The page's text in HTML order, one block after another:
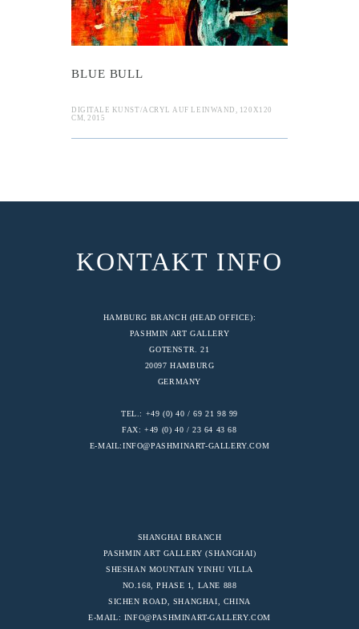
BLUE BULL
DIGITALE KUNST/ACRYL AUF LEINWAND, 120X120
CM, 2015
KONTAKT INFO
HAMBURG BRANCH (HEAD OFFICE):
PASHMIN ART GALLERY
GOTENSTR. 21
20097 HAMBURG
GERMANY
TEL.: +49 (0) 40 / 69 21 98 99
FAX: +49 (0) 40 / 23 64 43 68
E-MAIL:INFO@PASHMINART-GALLERY.COM
SHANGHAI BRANCH
PASHMIN ART GALLERY (SHANGHAI)
SHESHAN MOUNTAIN YINHU VILLA
NO.168, PHASE 1, LANE 888
SICHEN ROAD, SHANGHAI, CHINA
E-MAIL: INFO@PASHMINART-GALLERY.COM